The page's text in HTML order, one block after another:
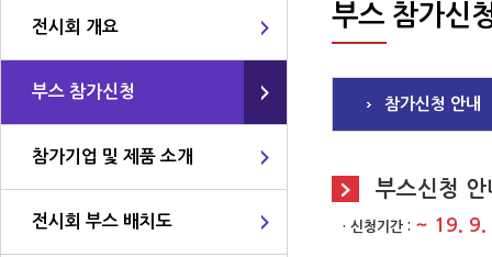
전시회 개요
부스 참가신청
참가기업 및 제품 소개
전시회 부스 배치도
부스 참가신
참가신청 안내
부스신청 안
· 신청기간 : ~ 19. 9.